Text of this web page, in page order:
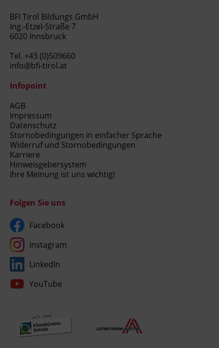
BFI Tirol Bildungs GmbH
Ing.-Etzel-Straße 7
6020 Innsbruck
Tel. +43 (0)509660
info@bfi-tirol.at
Infopoint
AGB
Impressum
Datenschutz
Stornobedingungen in einfacher Sprache
Widerruf und Stornobedingungen
Karriere
Hinweisgebersystem
Ihre Meinung ist uns wichtig!
Folgen Sie uns
Facebook
Instagram
LinkedIn
YouTube